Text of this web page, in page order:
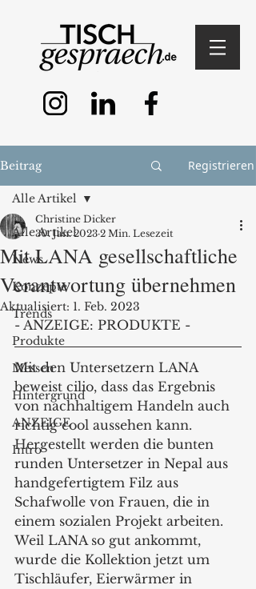
Beitrag Registrieren
Alle Artikel
News
Konzepte
Trends
Produkte
Messen
Hintergrund
ANZEIGE
Intro
Alle Artikel
Mit LANA gesellschaftliche
Verantwortung übernehmen
Christine Dicker
30. Jan. 2023 2 Min. Lesezeit
Aktualisiert: 1. Feb. 2023
- ANZEIGE: PRODUKTE -
Mit den Untersetzern LANA
beweist cilio, dass das Ergebnis
von nachhaltigem Handeln auch
richtig cool aussehen kann.
Hergestellt werden die bunten
runden Untersetzer in Nepal aus
handgefertigtem Filz aus
Schafwolle von Frauen, die in
einem sozialen Projekt arbeiten.
Weil LANA so gut ankommt,
wurde die Kollektion jetzt um
Tischläufer, Eierwärmer in